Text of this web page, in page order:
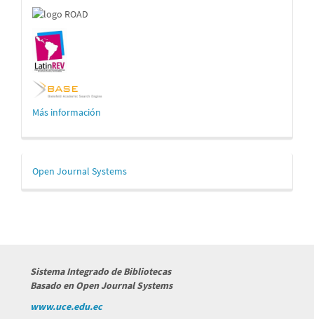
Más información
Desarrollado
por
Open Journal Systems
Sistema Integrado de Bibliotecas
Basado en Open Journal Systems
www.uce.edu.ec